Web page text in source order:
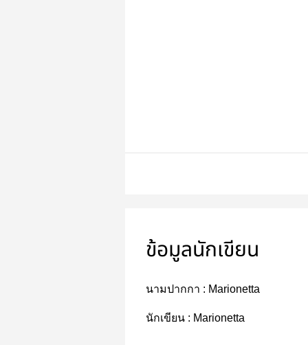
ข้อมูลนักเขียน
นามปากกา : Marionetta
นักเขียน : Marionetta